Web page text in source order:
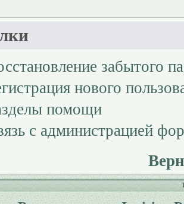
забытого
нового
помощи
с администрацией